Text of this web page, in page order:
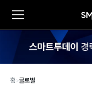
홈>글로벌